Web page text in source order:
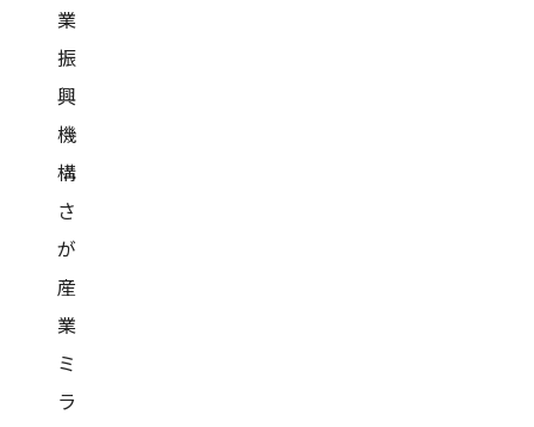
業
振
興
機
構
さ
が
産
業
ミ
ラ